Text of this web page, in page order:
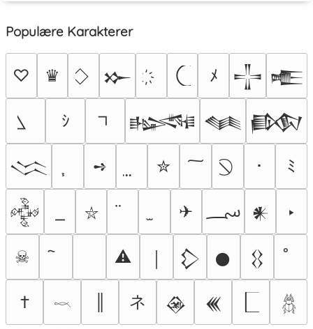
Populære Karakterer
♡ ♛ 𒁍 ﾒ 𒋲 𒍫
ｼ 𒈙 𒈝 𒁃
𒈱 ➺ ✮ ･ ﾐ
𒅒 ⛥ ✈ ؄ 𒀭 ‣
☠ ⚠ 𒁷 𒊹 𒌐
† 𓎖 ネ 𒊲 𒌍 𓆣